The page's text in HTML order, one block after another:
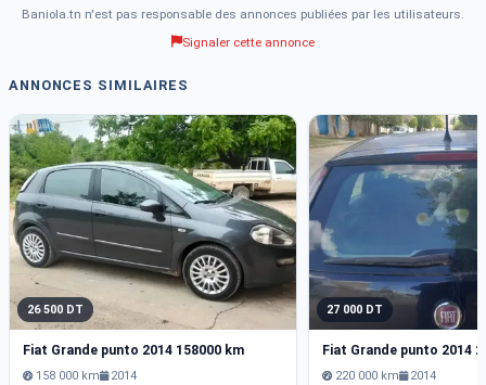
Baniola.tn n'est pas responsable des annonces publiées par les utilisateurs.
Signaler cette annonce
ANNONCES SIMILAIRES
26 500 DT
Fiat Grande punto 2014 158000 km
158 000 km 2014
27 000 DT
Fiat Grande punto 2014
220 000 km 2014